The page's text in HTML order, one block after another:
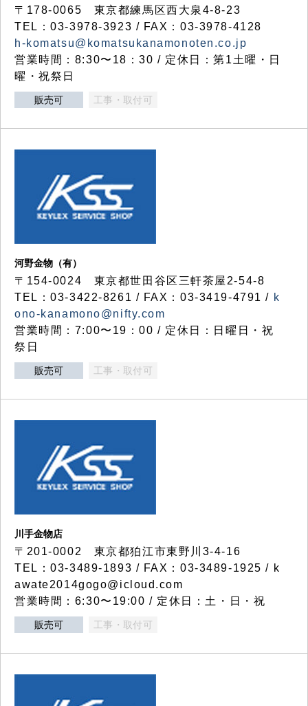
〒178-0065 東京都練馬区西大泉4-8-23
TEL：03-3978-3923 / FAX：03-3978-4128
h-komatsu@komatsukanamonoten.co.jp
営業時間：8:30〜18：30 / 定休日：第1土曜・日
曜・祝祭日
販売可 工事・取付可
河野金物（有）
〒154-0024 東京都世田谷区三軒茶屋2-54-8
TEL：03-3422-8261 / FAX：03-3419-4791 / k
ono-kanamono@nifty.com
営業時間：7:00〜19：00 / 定休日：日曜日・祝
祭日
販売可 工事・取付可
川手金物店
〒201-0002 東京都狛江市東野川3-4-16
TEL：03-3489-1893 / FAX：03-3489-1925 / k
awate2014gogo@icloud.com
営業時間：6:30〜19:00 / 定休日：土・日・祝
販売可 工事・取付可